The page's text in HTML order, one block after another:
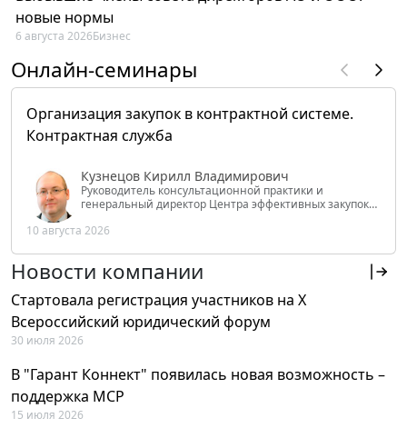
новые нормы
6 августа 2026Бизнес
Онлайн-семинары
Организация закупок в контрактной системе.
Контрактная служба
Кузнецов Кирилл Владимирович
Руководитель консультационной практики и
генеральный директор Центра эффективных закупок
РФ
10 августа 2026
Новости компании
Стартовала регистрация участников на X
Всероссийский юридический форум
30 июля 2026
В "Гарант Коннект" появилась новая возможность –
поддержка MCP
15 июля 2026